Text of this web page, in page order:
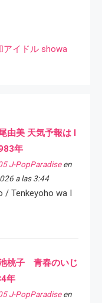
アイドル showa
由美 天気予報は I
年
J-PopParadiseen
a las 3:44
/ Tenkeyoho wa I
池桃子 青春のいじ
年
J-PopParadiseen